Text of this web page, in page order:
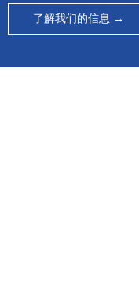
了解我们的信息 →